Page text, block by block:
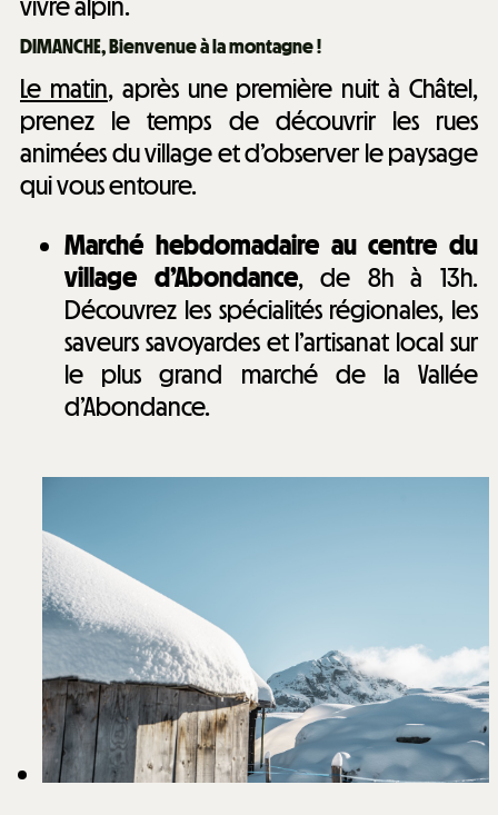
DIMANCHE, Bienvenue à la montagne !
Le matin, après une première nuit à Châtel,
prenez le temps de découvrir les rues
animées du village et d’observer le paysage
qui vous entoure.
Marché hebdomadaire au centre du
village d’Abondance, de 8h à 13h.
Découvrez les spécialités régionales, les
saveurs savoyardes et l’artisanat local sur
le plus grand marché de la Vallée
d’Abondance.